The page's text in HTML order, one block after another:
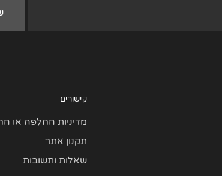
קישורים
מדיניות החלפה או
תקנון אתר
שאלות ותשובות